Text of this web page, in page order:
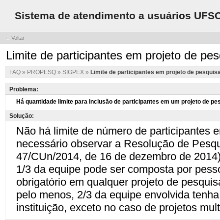
Sistema de atendimento a usuários
← Voltar
Limite de participantes em projeto de
FAQ » PROPESQ » SIGPEX » Limite de participantes em projeto de
Problema:
Solução: